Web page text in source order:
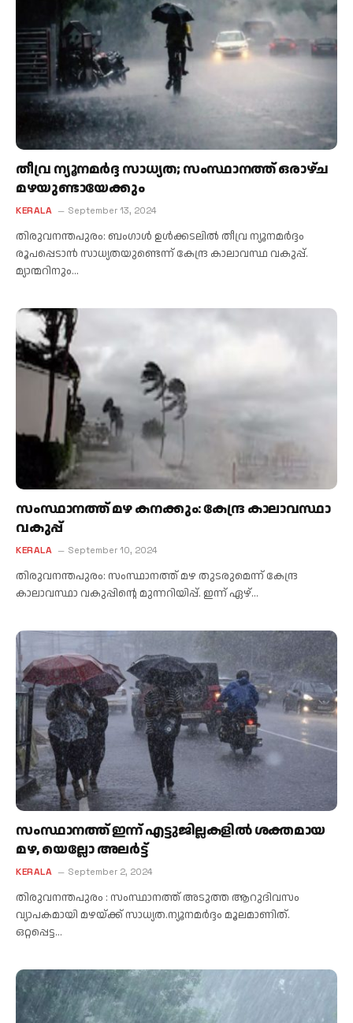
തീവ്ര ന്യൂനമര്‍ദ്ദ സാധ്യത; സംസ്ഥാനത്ത് ഒരാഴ്ച
മഴയുണ്ടായേക്കും
KERALA September 13, 2024
തിരുവനന്തപുരം: ബംഗാൾ ഉൾക്കടലിൽ തീവ്ര ന്യൂനമർദ്ദം
രൂപപ്പെടാൻ സാധ്യതയുണ്ടെന്ന് കേന്ദ്ര കാലാവസ്ഥ വകുപ്പ്.
മ്യാന്മറിനും…
സംസ്ഥാനത്ത് മഴ കനക്കും: കേന്ദ്ര കാലാവസ്ഥാ
വകുപ്പ്
KERALA September 10, 2024
തിരുവനന്തപുരം: സംസ്ഥാനത്ത് മഴ തുടരുമെന്ന് കേന്ദ്ര
കാലാവസ്ഥാ വകുപ്പിന്റെ മുന്നറിയിപ്പ്. ഇന്ന് ഏഴ്…
സംസ്ഥാനത്ത് ഇന്ന് എട്ടുജില്ലകളില്‍ ശക്തമായ
മഴ, യെല്ലോ അലര്‍ട്ട്
KERALA September 2, 2024
തിരുവനന്തപുരം : സംസ്ഥാനത്ത് അടുത്ത ആറുദിവസം
വ്യാപകമായി മഴയ്ക്ക് സാധ്യത.ന്യൂനമർദ്ദം മൂലമാണിത്.
ഒറ്റപ്പെട്ട…